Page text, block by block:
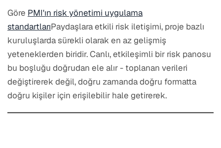
Göre PMI'ın risk yönetimi uygulama
standartlarıPaydaşlara etkili risk iletişimi, proje bazlı
kuruluşlarda sürekli olarak en az gelişmiş
yeteneklerden biridir. Canlı, etkileşimli bir risk panosu
bu boşluğu doğrudan ele alır - toplanan verileri
değiştirerek değil, doğru zamanda doğru formatta
doğru kişiler için erişilebilir hale getirerek.